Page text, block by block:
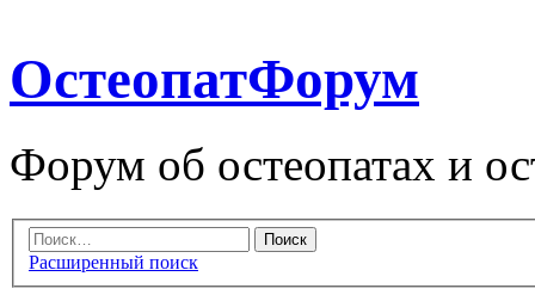
ОстеопатФорум
Форум об остеопатах и
Расширенный поиск